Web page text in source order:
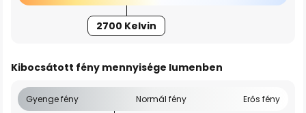
2700 Kelvin
Kibocsátott fény mennyisége lumenben
Gyenge fény Normál fény Erős fény